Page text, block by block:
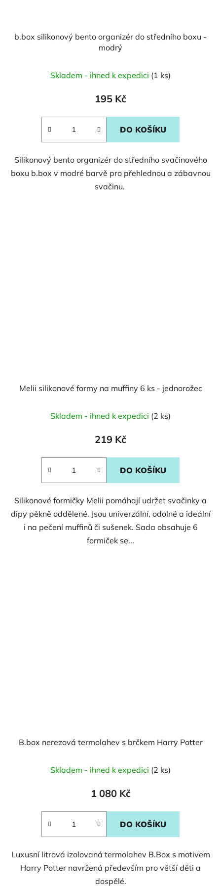
b.box silikonový bento organizér do středního boxu -
modrý
Skladem - ihned k expedici (1 ks)
195 Kč
DO KOŠÍKU
Silikonový bento organizér do středního svačinového
boxu b.box v modré barvě pro přehlednou a zábavnou
svačinu.
Melii silikonové formy na muffiny 6 ks - jednorožec
Skladem - ihned k expedici (2 ks)
219 Kč
DO KOŠÍKU
Silikonové formičky Melii pomáhají udržet svačinky a
dipy pěkně oddělené. Jsou univerzální, odolné a ideální
i na pečení muffinů či sušenek. Sada obsahuje 6
formiček se...
B.box nerezová termolahev s brčkem Harry Potter
Skladem - ihned k expedici (2 ks)
1 080 Kč
DO KOŠÍKU
Luxusní litrová izolovaná termolahev B.Box s motivem
Harry Potter navržená především pro větší děti a
dospělé.